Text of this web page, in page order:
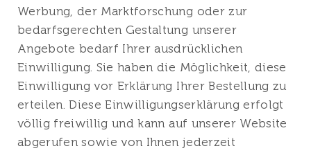
Werbung, der Marktforschung oder zur
bedarfsgerechten Gestaltung unserer
Angebote bedarf Ihrer ausdrücklichen
Einwilligung. Sie haben die Möglichkeit, diese
Einwilligung vor Erklärung Ihrer Bestellung zu
erteilen. Diese Einwilligungserklärung erfolgt
völlig freiwillig und kann auf unserer Website
abgerufen sowie von Ihnen jederzeit